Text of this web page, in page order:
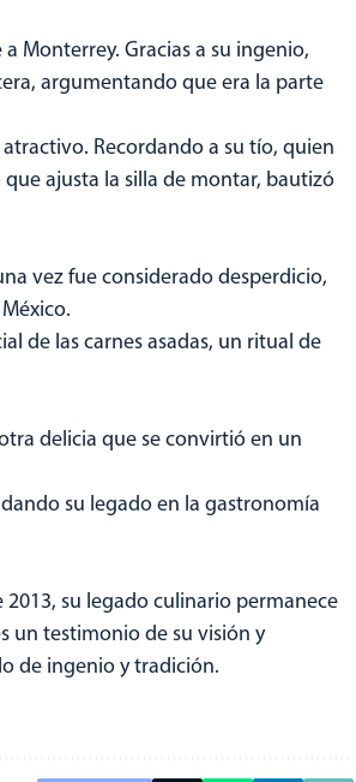
Monterrey. Gracias a su ingenio,
argumentando que era la parte
Recordando a su tío, quien
que ajusta la silla de montar, bautizó
vez fue considerado desperdicio,
de las carnes asadas, un ritual de
delicia que se convirtió en un
su legado en la gastronomía
2013, su legado culinario permanece
un testimonio de su visión y
de ingenio y tradición.